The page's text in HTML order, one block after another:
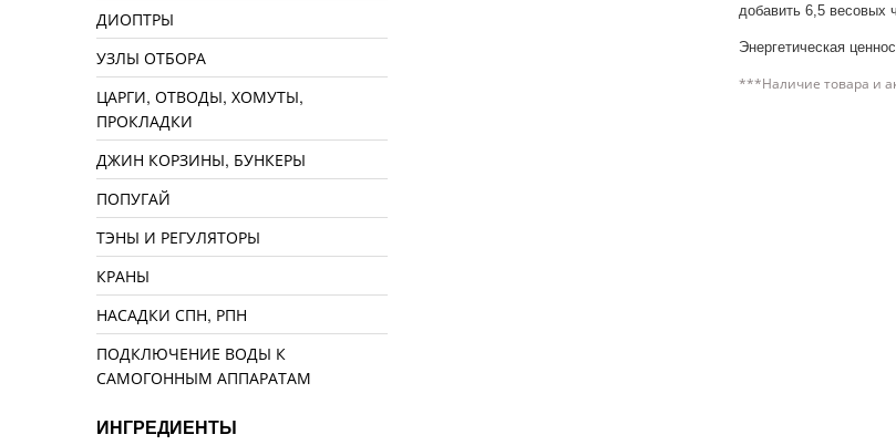
добавить 6,5 весовых
Энергетическая
***Наличие товара и
ДИОПТРЫ
УЗЛЫ ОТБОРА
ЦАРГИ, ОТВОДЫ, ХОМУТЫ,
ПРОКЛАДКИ
ДЖИН КОРЗИНЫ, БУНКЕРЫ
ПОПУГАЙ
ТЭНЫ И РЕГУЛЯТОРЫ
КРАНЫ
НАСАДКИ СПН, РПН
ПОДКЛЮЧЕНИЕ ВОДЫ К
САМОГОННЫМ АППАРАТАМ
ИНГРЕДИЕНТЫ